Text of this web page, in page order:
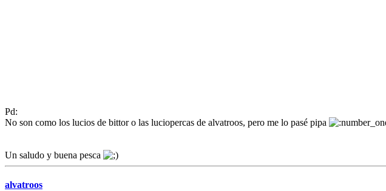
Pd:
No son como los lucios de bittor o las luciopercas de alvatroos, pero me lo pasé pipa
Un saludo y buena pesca
alvatroos